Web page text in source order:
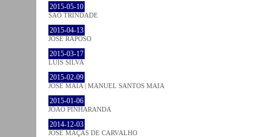
2015-05-10
SÃO TRINDADE
2015-04-13
JOSÉ RAPOSO
2015-03-17
LUÍS SILVA
2015-02-09
JOSÉ MAIA | MANUEL SANTOS MAIA
2015-01-06
JOÃO PINHARANDA
2014-12-03
JOSÉ MAÇÃS DE CARVALHO